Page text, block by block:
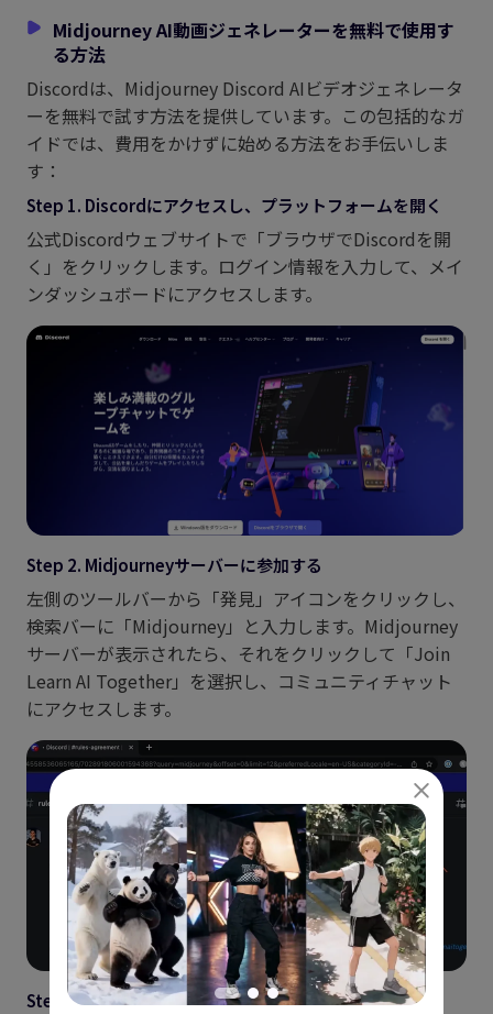
Midjourney AI動画ジェネレーターを無料で使用す
る方法
Discordは、Midjourney Discord AIビデオジェネレータ
ーを無料で試す方法を提供しています。この包括的なガ
イドでは、費用をかけずに始める方法をお手伝いしま
す：
Step 1. Discordにアクセスし、プラットフォームを開く
公式Discordウェブサイトで「ブラウザでDiscordを開
く」をクリックします。ログイン情報を入力して、メイ
ンダッシュボードにアクセスします。
Step 2. Midjourneyサーバーに参加する
左側のツールバーから「発見」アイコンをクリックし、
検索バーに「Midjourney」と入力します。Midjourney
サーバーが表示されたら、それをクリックして「Join
Learn AI Together」を選択し、コミュニティチャット
にアクセスします。
Step 3. サインインしてMidjourneyを認証する